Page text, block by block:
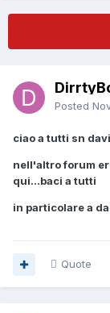
Posted
ciao a tutti sn
nell'altro forum
qui...baci a tutti
in particolare a
Quote